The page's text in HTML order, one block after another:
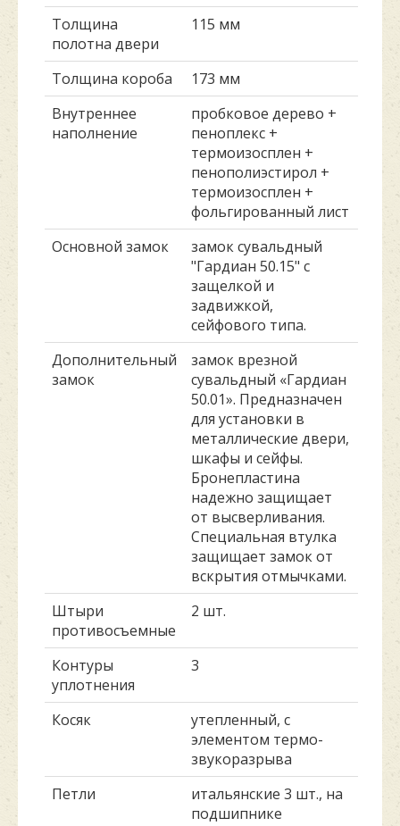
Толщина
полотна двери
115 мм
Толщина короба
173 мм
Внутреннее
наполнение
пробковое дерево +
пеноплекс +
термоизосплен +
пенополиэстирол +
термоизосплен +
фольгированный лист
Основной замок
замок сувальдный
"Гардиан 50.15" с
защелкой и
задвижкой,
сейфового типа.
Дополнительный
замок
замок врезной
сувальдный «Гардиан
50.01». Предназначен
для установки в
металлические двери,
шкафы и сейфы.
Бронепластина
надежно защищает
от высверливания.
Специальная втулка
защищает замок от
вскрытия отмычками.
Штыри
противосъемные
2 шт.
Контуры
уплотнения
3
Косяк
утепленный, с
элементом термо-
звукоразрыва
Петли
итальянские 3 шт., на
подшипнике